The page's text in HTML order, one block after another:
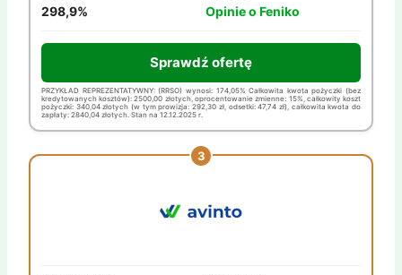
298,9% Opinie o Feniko
Sprawdź ofertę
PRZYKŁAD REPREZENTATYWNY: (RRSO) wynosi: 174,05% Całkowita kwota pożyczki (bez
kredytowanych kosztów): 2500,00 złotych, oprocentowanie zmienne: 15%, całkowity koszt
pożyczki: 340,04 złotych (w tym prowizja: 292,30 zł, odsetki: 47,74 zł), całkowita kwota do
zapłaty: 2840,04 złotych. Stan na 12.12.2025 r.